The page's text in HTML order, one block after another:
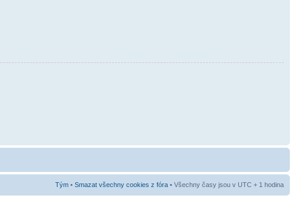
Tým • Smazat všechny cookies z fóra • Všechny časy jsou v UTC + 1 hodina